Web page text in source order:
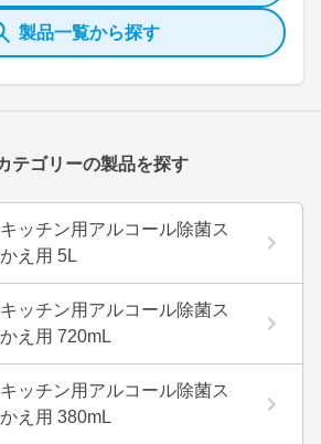
製品一覧から探す
テゴリーの製品を探す
ッチン用アルコール除菌ス
え用 5L
ッチン用アルコール除菌ス
え用 720mL
ッチン用アルコール除菌ス
え用 380mL